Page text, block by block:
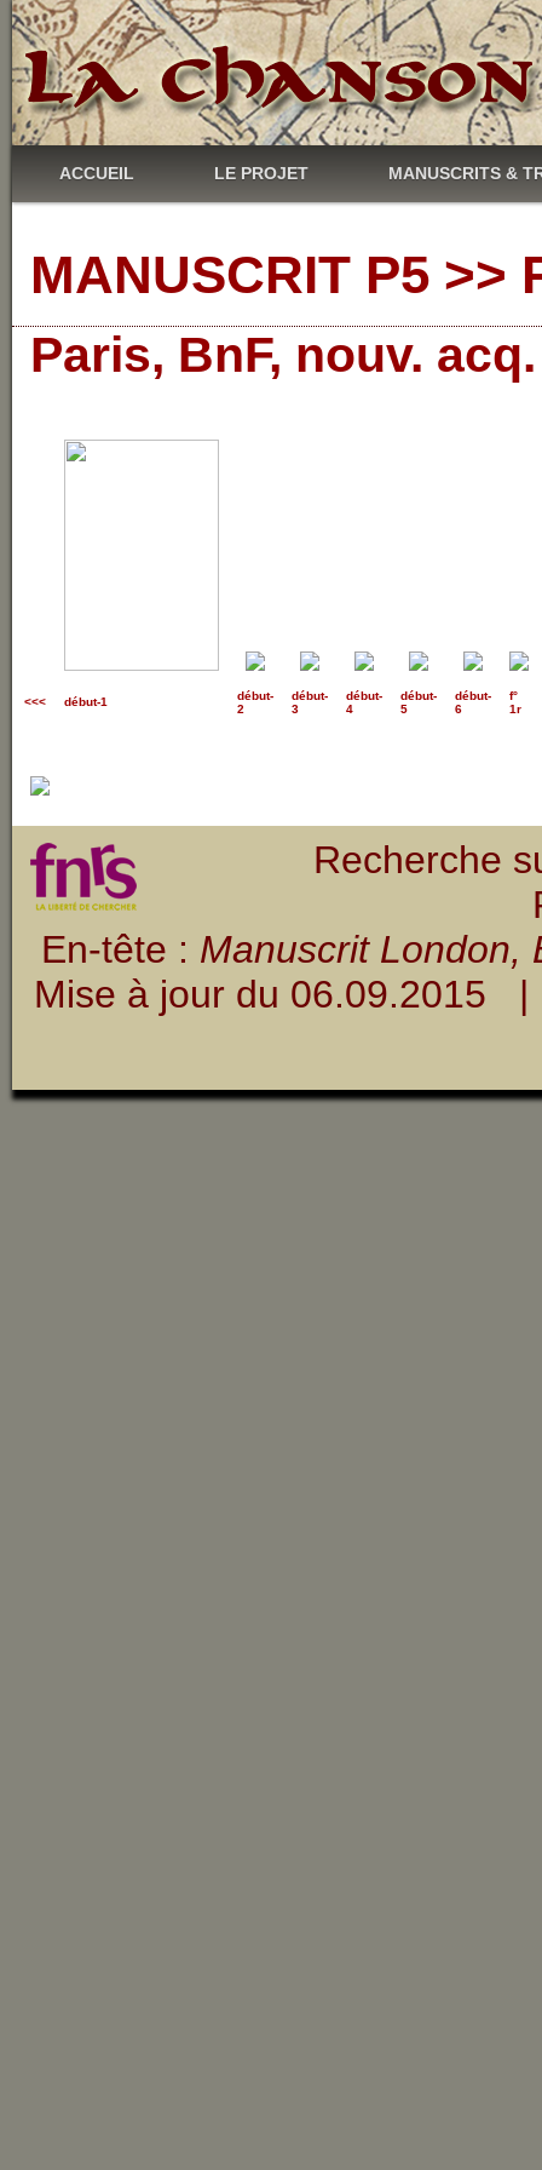
ACCUEIL LE PROJET MANUSCRITS &
MANUSCRIT P5
Paris, BnF, nouv.
<<< début-1 début-
2
début-
3
début-
4
début-
5
début-
6
f°
1r
Recherche
En-tête : Manuscrit London,
Mise à jour du 06.09.2015 |